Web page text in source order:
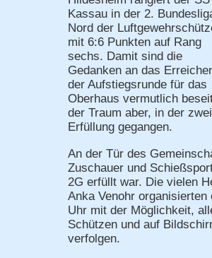
Kassau in der 2.
Nord der
mit 6:6 Punkten auf Rang
sechs. Damit sind die
Gedanken an das
der Aufstiegsrunde für das
Oberhaus vermutlich
der Traum aber, in der
Erfüllung gegangen.
An der Tür des
Zuschauer und
2G erfüllt war. Die vielen
Anka Venohr
Uhr mit der Möglichkeit,
Schützen und auf
verfolgen.